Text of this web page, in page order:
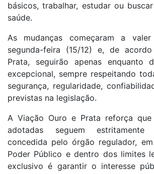
básicos, trabalhar, estudar ou
saúde.
As mudanças começaram a
segunda-feira (15/12) e, de
Prata, seguirão apenas enquanto
excepcional, sempre respeitando
segurança, regularidade,
previstas na legislação.
A Viação Ouro e Prata reforça
adotadas seguem
concedida pelo órgão regulador,
Poder Público e dentro dos limites
exclusivo é garantir o interesse